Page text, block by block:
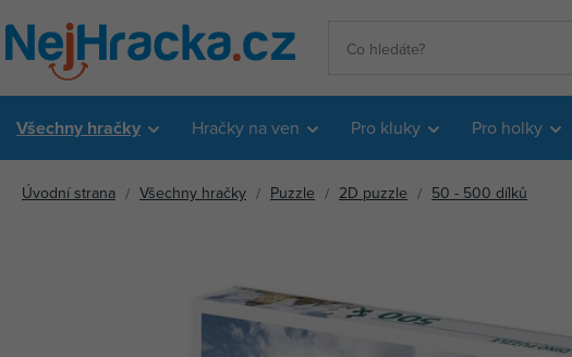
Všechny hračky Hračky na ven Pro kluky Pro holky
Úvodní strana Všechny hračky Puzzle 2D puzzle 50 - 500 dílků